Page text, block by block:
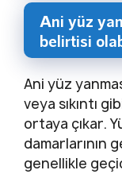
Ani yüz
belirtisi
Ani yüz
veya sıkıntı
ortaya çıkar.
damarlarının
genellikle